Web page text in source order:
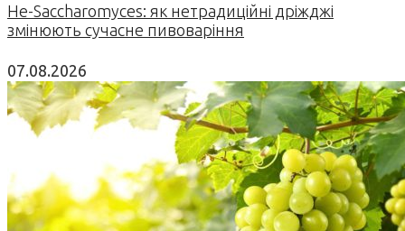
Не-Saccharomyces: як нетрадиційні дріжджі
змінюють сучасне пивоваріння
07.08.2026